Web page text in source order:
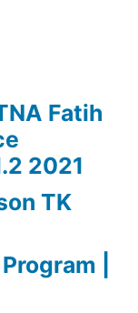
Fatih
2021
TK
|